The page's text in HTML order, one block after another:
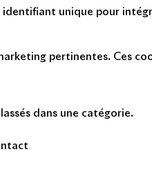
unique pour
pertinentes. Ces
dans une catégorie.